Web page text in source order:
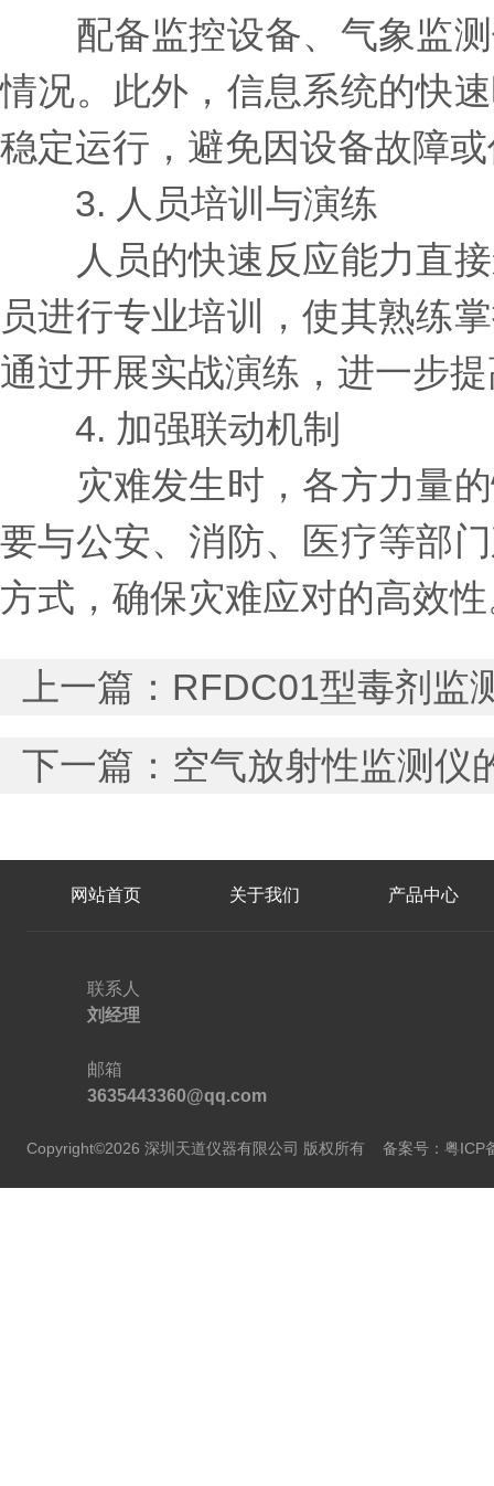
配备监控设备、气象监测
情况。此外，信息系统的快
稳定运行，避免因设备故障
3. 人员培训与演练
人员的快速反应能力直接
员进行专业培训，使其熟练
通过开展实战演练，进一步
4. 加强联动机制
灾难发生时，各方力量的
要与公安、消防、医疗等部
方式，确保灾难应对的高效
上一篇： RFDC01型毒剂监
下一篇： 空气放射性监测仪
网站首页 关于我们 产品中心
联系人
刘经理
邮箱
3635443360@qq.com
Copyright©2026 深圳天道仪器有限公司 版权所有 备案号：粤ICP